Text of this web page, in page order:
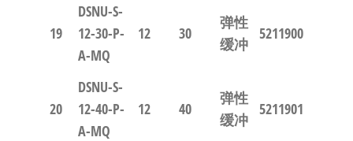
19
DSNU-S-
12-30-P-
A-MQ
12 30
弹性
缓冲
5211900
20
DSNU-S-
12-40-P-
A-MQ
12 40
弹性
缓冲
5211901